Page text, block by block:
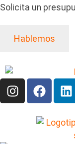
Solicita un
Hablemos